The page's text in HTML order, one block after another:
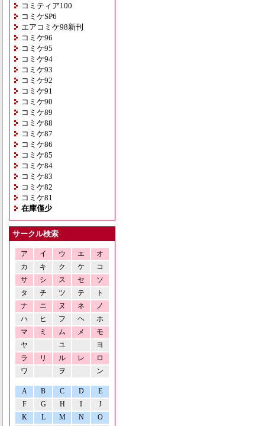
コミティア100
コミケSP6
エアコミケ98新刊
コミケ96
コミケ95
コミケ94
コミケ93
コミケ92
コミケ91
コミケ90
コミケ89
コミケ88
コミケ87
コミケ86
コミケ85
コミケ84
コミケ83
コミケ82
コミケ81
在庫僅少
サークル検索
ア イ ウ エ
オ
カ
キ ク ケ
コ
サ
シ ス セ
ソ
タ
チ ツ テ
ト
ナ
ニ ヌ ネ
ノ
ハ
ヒ フ ヘ
ホ
マ
ミ ム メ
モ
ヤ
ユ
ヨ
ラ
リ ル レ
ロ
ワ
ヲ ン
A B C D
E
F
G H I
J
K
L M N O